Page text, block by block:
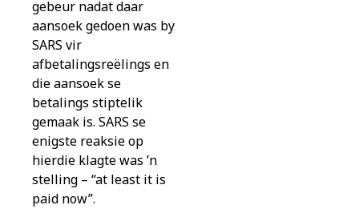
gebeur nadat daar
aansoek gedoen was by
SARS vir
afbetalingsreëlings en
die aansoek se
betalings stiptelik
gemaak is. SARS se
enigste reaksie op
hierdie klagte was ’n
stelling – “at least it is
paid now”.